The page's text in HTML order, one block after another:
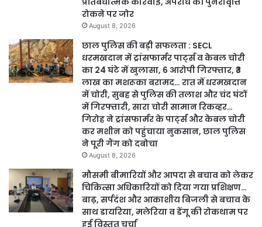
रोकने पर जोर
August 8, 2026
छाल पुलिस की बड़ी सफलता : SECL
धरमखदान में ट्रांसफार्मर पार्ट्स व केबल चोरी
का 24 घंटे में खुलासा, 6 आरोपी गिरफ्तार, ₹3
लाख का मशरूका बरामद… रात में धरमखदान
में चोरी, सुबह से पुलिस की तलाश और चंद घंटों
में गिरफ्तारी, सारा चोरी सामान रिकव्हर…
गिरोह ने ट्रांसफार्मर के पार्ट्स और केबल चोरी
कर मशीन को पहुंचाया नुकसान, छाल पुलिस
ने पूरी गैंग को दबोचा
August 8, 2026
मौसमी बीमारियों और आपदा से बचाव को लेकर
चिकित्सा अधिकारियों को दिया गया प्रशिक्षण…
बाढ़, सर्पदंश और आकाशीय बिजली से बचाव के
साथ डायरिया, मलेरिया व डेंगू की रोकथाम पर
हुई विस्तृत चर्चा